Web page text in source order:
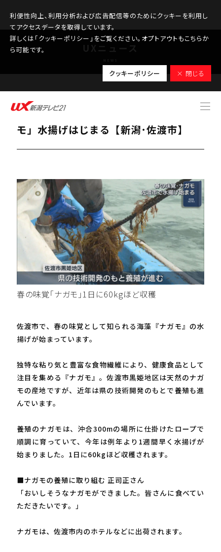
利便性向上、利用分析および広告配信等のためにクッキーを利用し
てアクセスデータを取得しています。
詳しくは「クッキーポリシー」をご覧ください。オプトアウトもこちらか
ら可能です。
クッキーポリシー × 閉じる
2026.03.02
独特な粘り気で人気 春の味覚「ナガ
モ」水揚げはじまる【新潟･佐渡市】
春の味覚「ナガモ」1日に60kgほど収穫
佐渡市で、春の味覚として知られる海藻『ナガモ』の水
揚げが始まっています。
独特な粘り気と豊富な食物繊維により、健康食品として
注目を集める『ナガモ』。佐渡市黒姫地区は天然のナガ
モの産地ですが、近年は県の技術開発のもとで養殖も進
んでいます。
養殖のナガモは、沖合300mの場所に仕掛けたロープで
順調に育っていて、今年は例年より1週間早く水揚げが
始まりました。1日に60kgほど収穫されます。
■ナガモの養殖に取り組む 正司正さん
「おいしそうなナガモができました。皆さんに食べてい
ただきたいです。」
ナガモは、佐渡市内のホテルなどに出荷されます。